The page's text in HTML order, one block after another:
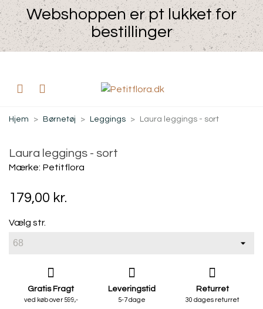
Webshoppen er pt lukket for
bestillinger
Hjem > Børnetøj > Leggings > Laura leggings - sort
Laura leggings - sort
Mærke: Petitflora
179,00 kr.
Vælg str.
Gratis Fragt
ved køb over 599,-
Leveringstid
5-7 dage
Returret
30 dages returret